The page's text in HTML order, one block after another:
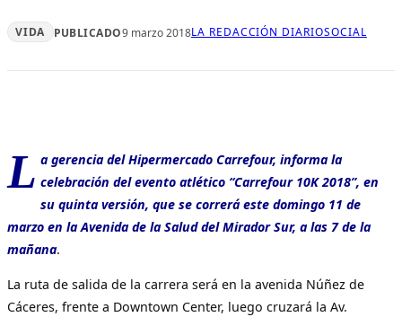
VIDA PUBLICADO9 marzo 2018LA REDACCIÓN DIARIOSOCIAL
L a gerencia del Hipermercado Carrefour, informa la
celebración del evento atlético “Carrefour 10K 2018”, en
su quinta versión, que se correrá este domingo 11 de
marzo en la Avenida de la Salud del Mirador Sur, a las 7 de la
mañana.
La ruta de salida de la carrera será en la avenida Núñez de
Cáceres, frente a Downtown Center, luego cruzará la Av.